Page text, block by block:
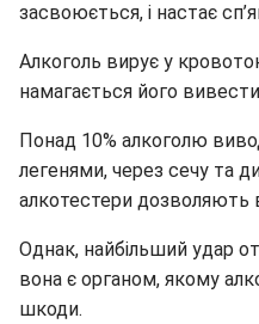
засвоюється, і настає
Алкоголь вирує у
намагається його
Понад 10% алкоголю
легенями, через сечу та
алкотестери дозволяють
Однак, найбільший удар
вона є органом, якому
шкоди.